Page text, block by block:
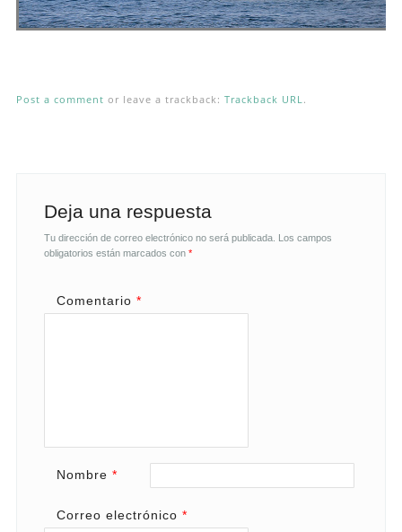
Post a comment or leave a trackback: Trackback URL .
Deja una respuesta
Tu dirección de correo electrónico no será publicada. Los campos
obligatorios están marcados con *
Comentario *
Nombre *
Correo electrónico *